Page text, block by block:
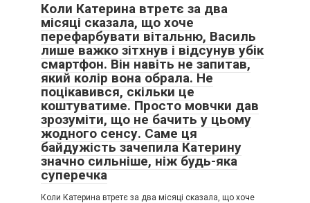
Коли Катерина втретє за два
місяці сказала, що хоче
перефарбувати вітальню, Василь
лише важко зітхнув і відсунув убік
смартфон. Він навіть не запитав,
який колір вона обрала. Не
поцікавився, скільки це
коштуватиме. Просто мовчки дав
зрозуміти, що не бачить у цьому
жодного сенсу. Саме ця
байдужість зачепила Катерину
значно сильніше, ніж будь-яка
суперечка
Коли Катерина втретє за два місяці сказала, що хоче